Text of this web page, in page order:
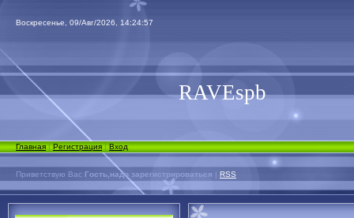
Воскресенье, 09/Авг/2026, 14:24:57
RAVEspb
Главная|Регистрация|Вход
Приветствую Вас Гость,надо зарегистрироваться | RSS